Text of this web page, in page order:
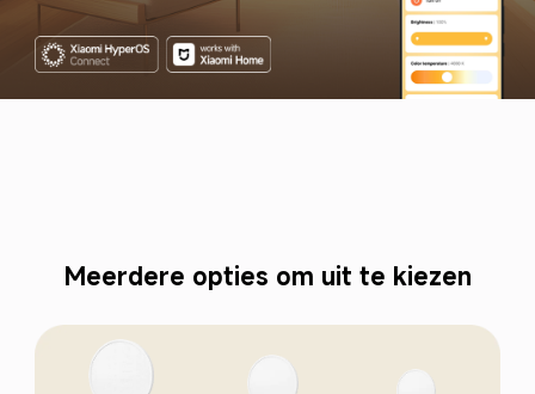
Meerdere opties om uit te kiezen